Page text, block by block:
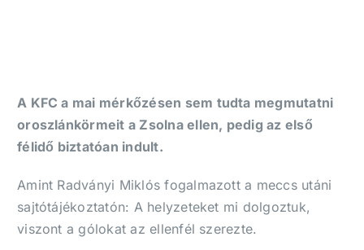
A KFC a mai mérkőzésen sem tudta megmutatni
oroszlánkörmeit a Zsolna ellen, pedig az első
félidő biztatóan indult.
Amint Radványi Miklós fogalmazott a meccs utáni
sajtótájékoztatón: A helyzeteket mi dolgoztuk,
viszont a gólokat az ellenfél szerezte.